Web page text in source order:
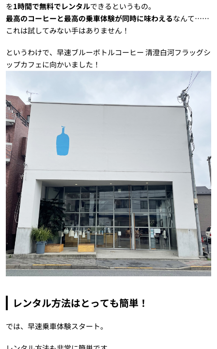
を1時間で無料でレンタルできるというもの。
最高のコーヒーと最高の乗車体験が同時に味わえるなんて……
これは試してみない手はありません！
というわけで、早速ブルーボトルコーヒー 清澄白河フラッグシ
ップカフェに向かいました！
レンタル方法はとっても簡単！
では、早速乗車体験スタート。